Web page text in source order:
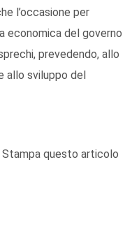
l’occasione per
economica del governo
prevedendo, allo
sviluppo del
Stampa questo articolo